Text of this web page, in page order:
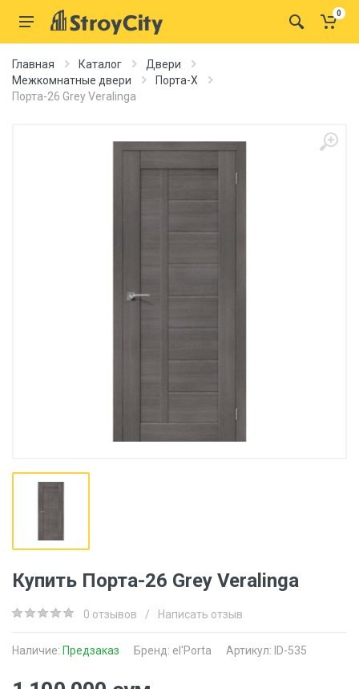
0
Главная Каталог
Двери
Межкомнатные двери
Порта-X
Порта-26 Grey Veralinga
Купить Порта-26 Grey Veralinga
0 отзывов / Написать отзыв
Наличие: Предзаказ Бренд: el'Porta Артикул: ID-535